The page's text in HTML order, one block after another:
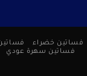
فساتين خضراء
فساتين سهرة عودي